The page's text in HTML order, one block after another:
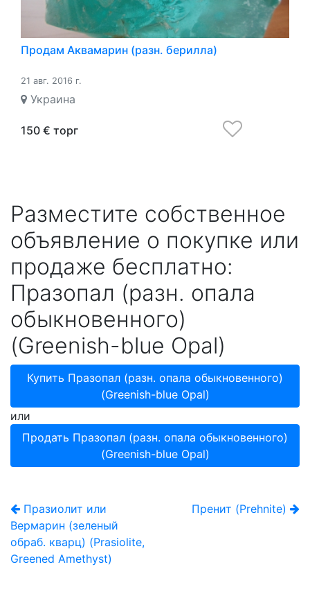
Продам Аквамарин (разн. берилла)
21 авг. 2016 г.
Украина
150 € торг
Разместите собственное
объявление о покупке или
продаже бесплатно:
Празопал (разн. опала
обыкновенного)
(Greenish-blue Opal)
Купить Празопал (разн. опала обыкновенного)
(Greenish-blue Opal)
или
Продать Празопал (разн. опала обыкновенного)
(Greenish-blue Opal)
Празиолит или
Вермарин (зеленый
обраб. кварц) (Prasiolite,
Greened Amethyst)
Пренит (Prehnite)